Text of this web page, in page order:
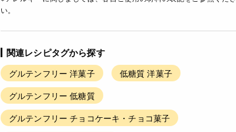
い。
関連レシピタグから探す
グルテンフリー 洋菓子
低糖質 洋菓子
グルテンフリー 低糖質
グルテンフリー チョコケーキ・チョコ菓子